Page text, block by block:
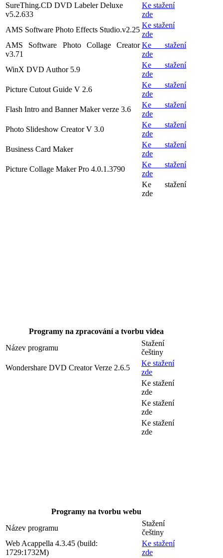
SureThing.CD DVD Labeler Deluxe
v5.2.633
Ke stažení
zde
AMS Software Photo Effects Studio.v2.25
Ke stažení
zde
AMS Software Photo Collage Creator
v3.71
Ke stažení
zde
WinX DVD Author 5.9
Ke stažení
zde
Picture Cutout Guide V 2.6
Ke stažení
zde
Flash Intro and Banner Maker verze 3.6
Ke stažení
zde
Photo Slideshow Creator V 3.0
Ke stažení
zde
Business Card Maker
Ke stažení
zde
Picture Collage Maker Pro 4.0.1.3790
Ke stažení
zde
Ke stažení
zde
Programy na zpracování a tvorbu videa
Název programu
Stažení
češtiny
Wondershare DVD Creator Verze 2.6.5
Ke stažení
zde
Ke stažení
zde
Ke stažení
zde
Ke stažení
zde
Programy na tvorbu webu
Název programu
Stažení
češtiny
Web Acappella 4.3.45 (build:
1729:1732M)
Ke stažení
zde